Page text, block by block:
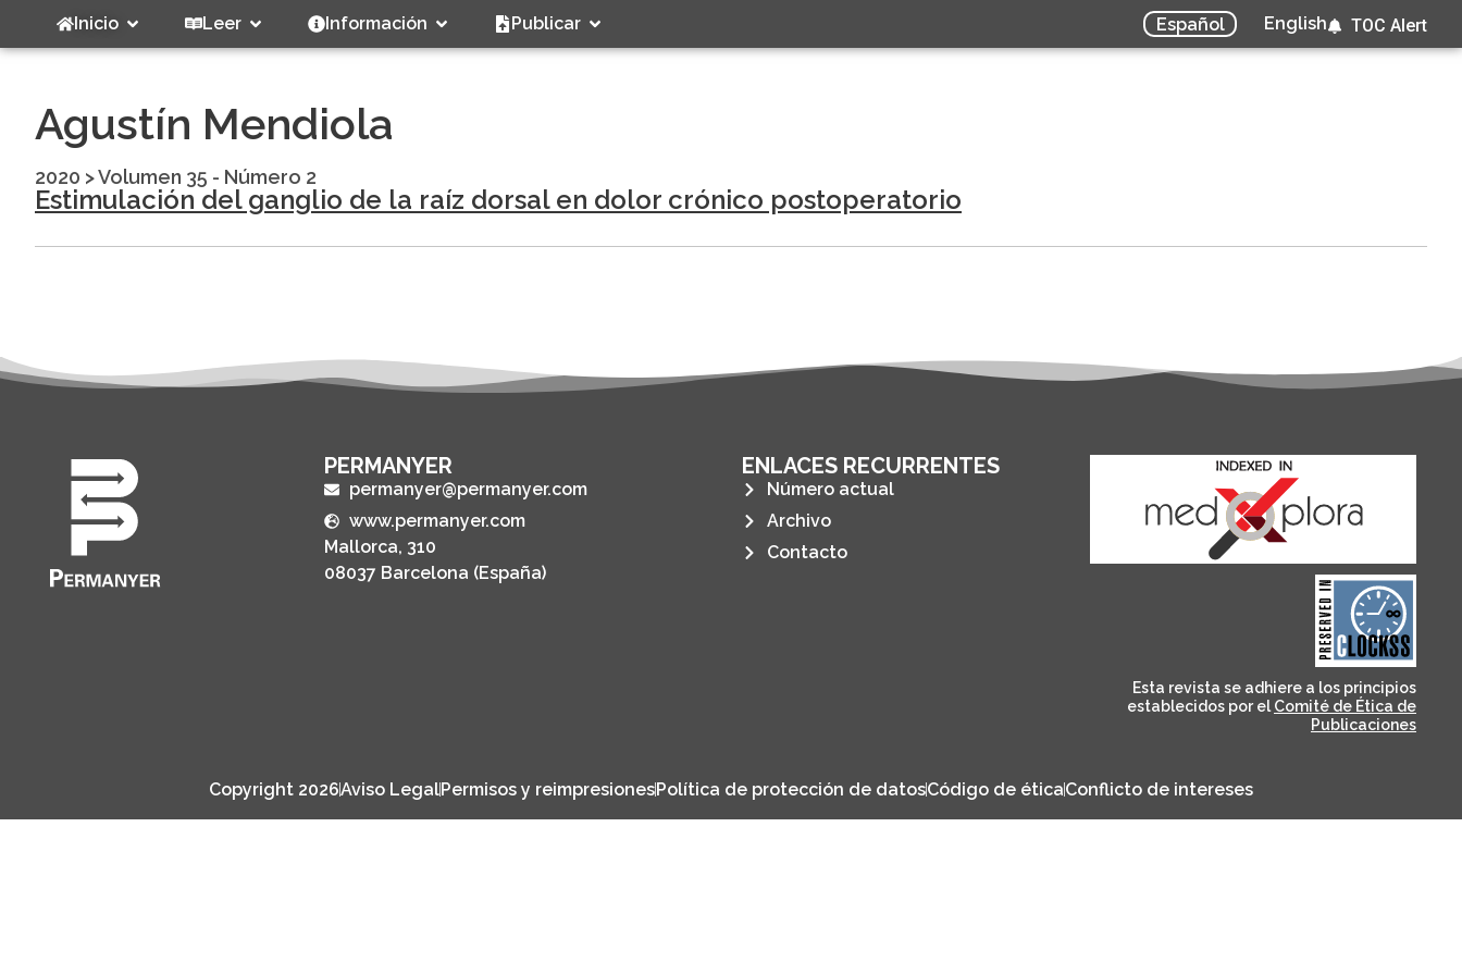
Inicio Leer Información Publicar Español English TOC Alert
Agustín Mendiola
2020 >Volumen 35 - Número 2
Estimulación del ganglio de la raíz dorsal en dolor crónico postoperatorio
PERMANYER
permanyer@permanyer.com
www.permanyer.com
Mallorca, 310
08037 Barcelona (España)
ENLACES RECURRENTES
Número actual
Archivo
Contacto
CLOCKSS is a dak archive
that ensures the long-
term survival of web-
based scholary
publications, governed by
and for its stakeholders.
Esta revista se adhiere a los principios
establecidos por el Comité de Ética de
Publicaciones
Copyright 2026Aviso LegalPermisos y reimpresionesPolítica de protección de datosCódigo de éticaConflicto de intereses